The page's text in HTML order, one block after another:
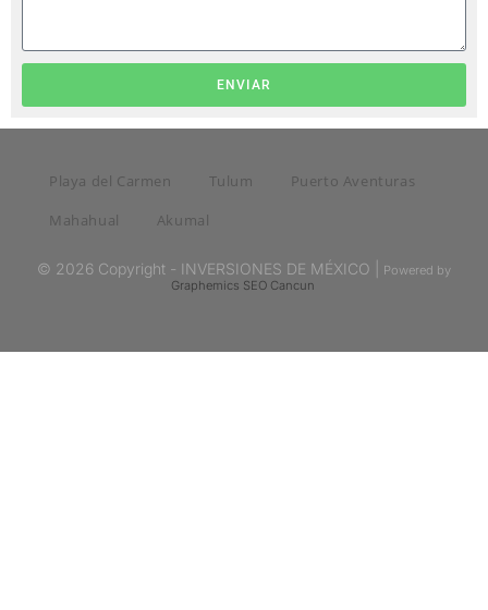
ENVIAR
Playa del Carmen Tulum
Puerto Aventuras
Mahahual
Akumal
© 2026 Copyright - INVERSIONES DE MÉXICO |
Powered by
Graphemics SEO Cancun